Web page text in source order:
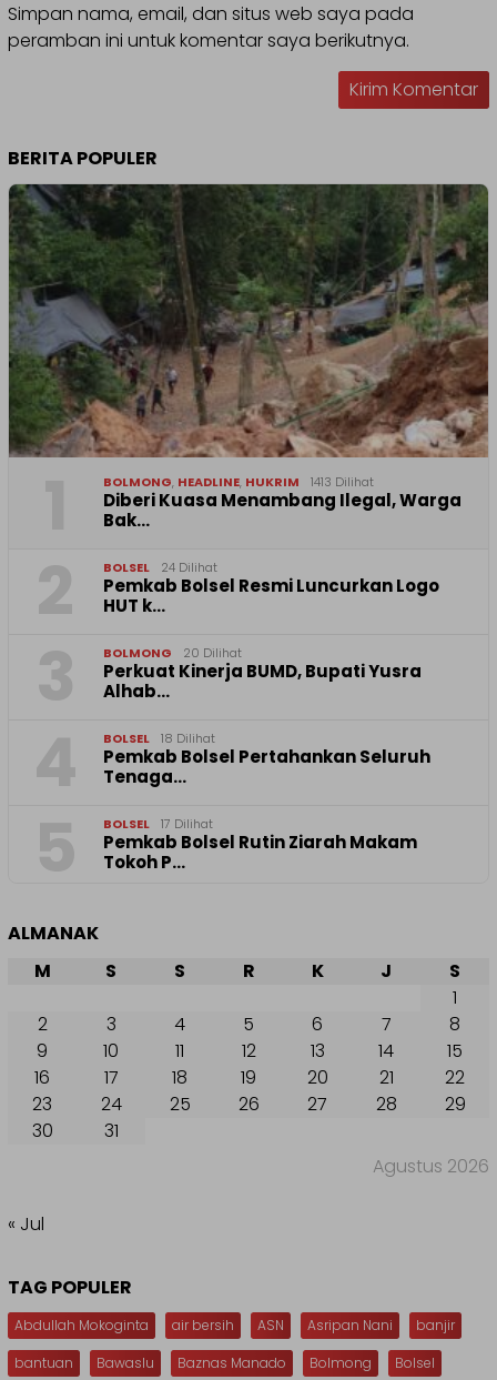
Simpan nama, email, dan situs web saya pada
peramban ini untuk komentar saya berikutnya.
BERITA POPULER
BOLMONG, HEADLINE, HUKRIM 1413 Dilihat
Diberi Kuasa Menambang Ilegal, Warga
Bak…
BOLSEL 24 Dilihat
Pemkab Bolsel Resmi Luncurkan Logo
HUT k…
BOLMONG 20 Dilihat
Perkuat Kinerja BUMD, Bupati Yusra
Alhab…
BOLSEL 18 Dilihat
Pemkab Bolsel Pertahankan Seluruh
Tenaga…
BOLSEL 17 Dilihat
Pemkab Bolsel Rutin Ziarah Makam
Tokoh P…
ALMANAK
Agustus 2026
M S S R K J
S
1
2
3 4 5 6 7
8
9
10 11 12 13 14
15
16
17 18 19 20 21
22
23
24 25 26 27 28
29
30
31
« Jul
TAG POPULER
Abdullah Mokoginta air bersih ASN Asripan Nani
banjir
bantuan
Bawaslu Baznas Manado Bolmong
Bolsel